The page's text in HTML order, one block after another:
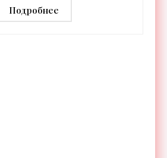
распознавания до 2 км
- «Гаджеты»
Подробнее